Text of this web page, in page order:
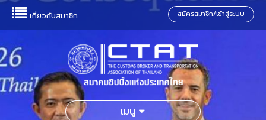
เกี่ยวกับสมาชิก สมัครสมาชิก/เข้าสู่ระบบ
เมนู